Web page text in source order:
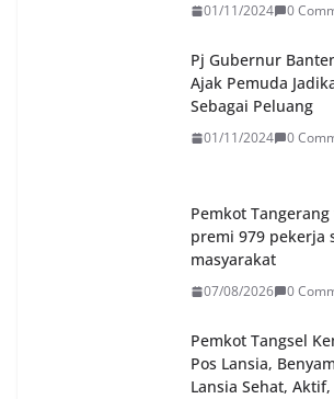
01/11/2024 0
Pj Gubernur
Ajak Pemuda
Sebagai Peluang
01/11/2024 0
Pemkot
premi 979 pekerja
masyarakat
07/08/2026 0
Pemkot Tangsel
Pos Lansia,
Lansia Sehat,